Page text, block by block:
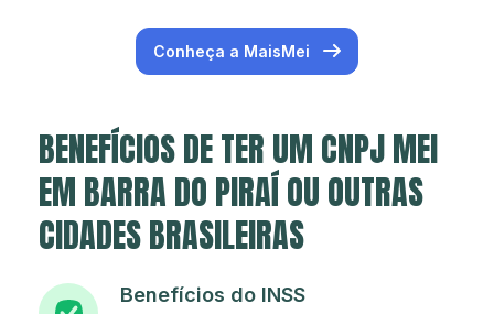
Conheça a MaisMei
BENEFÍCIOS DE TER UM CNPJ MEI
EM BARRA DO PIRAÍ OU OUTRAS
CIDADES BRASILEIRAS
Benefícios do INSS